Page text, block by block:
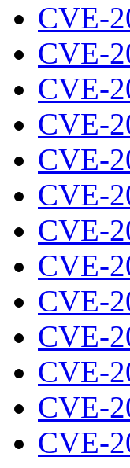
CVE-
CVE-
CVE-
CVE-
CVE-
CVE-
CVE-
CVE-
CVE-
CVE-
CVE-
CVE-
CVE-